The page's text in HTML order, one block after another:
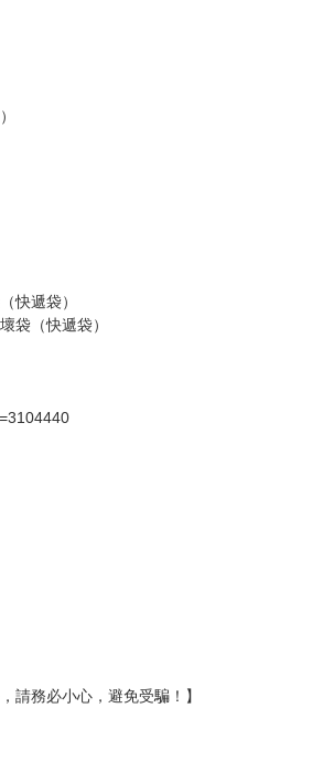
快遞袋）
袋（快遞袋）
請務必小心，避免受騙！】